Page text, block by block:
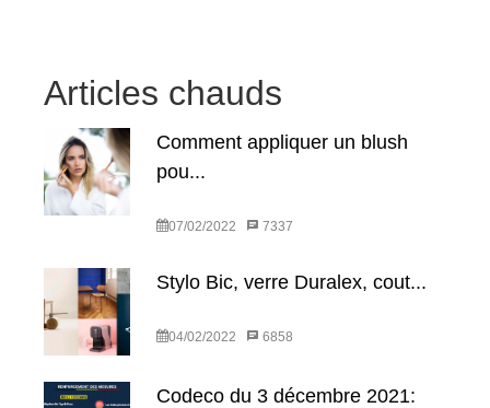
Articles chauds
Comment appliquer un blush
pou...
07/02/2022 7337
Stylo Bic, verre Duralex, cout...
04/02/2022 6858
Codeco du 3 décembre 2021: